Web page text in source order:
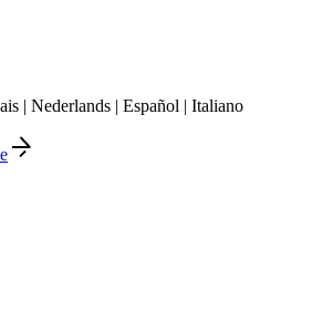
| Nederlands | Español | Italiano